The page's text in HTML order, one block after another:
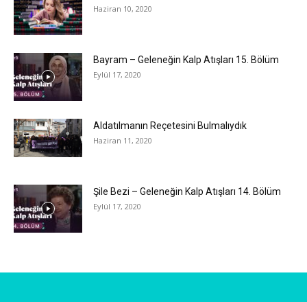
Haziran 10, 2020
Bayram – Geleneğin Kalp Atışları 15. Bölüm
Eylül 17, 2020
Aldatılmanın Reçetesini Bulmalıydık
Haziran 11, 2020
Şile Bezi – Geleneğin Kalp Atışları 14. Bölüm
Eylül 17, 2020